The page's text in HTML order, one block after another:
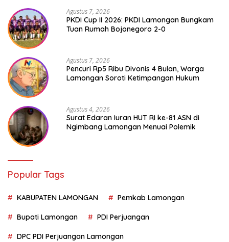
Agustus 7, 2026
PKDI Cup II 2026: PKDI Lamongan Bungkam
Tuan Rumah Bojonegoro 2-0
Agustus 7, 2026
Pencuri Rp5 Ribu Divonis 4 Bulan, Warga
Lamongan Soroti Ketimpangan Hukum
Agustus 4, 2026
Surat Edaran Iuran HUT RI ke-81 ASN di
Ngimbang Lamongan Menuai Polemik
Popular Tags
KABUPATEN LAMONGAN Pemkab Lamongan
Bupati Lamongan PDI Perjuangan
DPC PDI Perjuangan Lamongan